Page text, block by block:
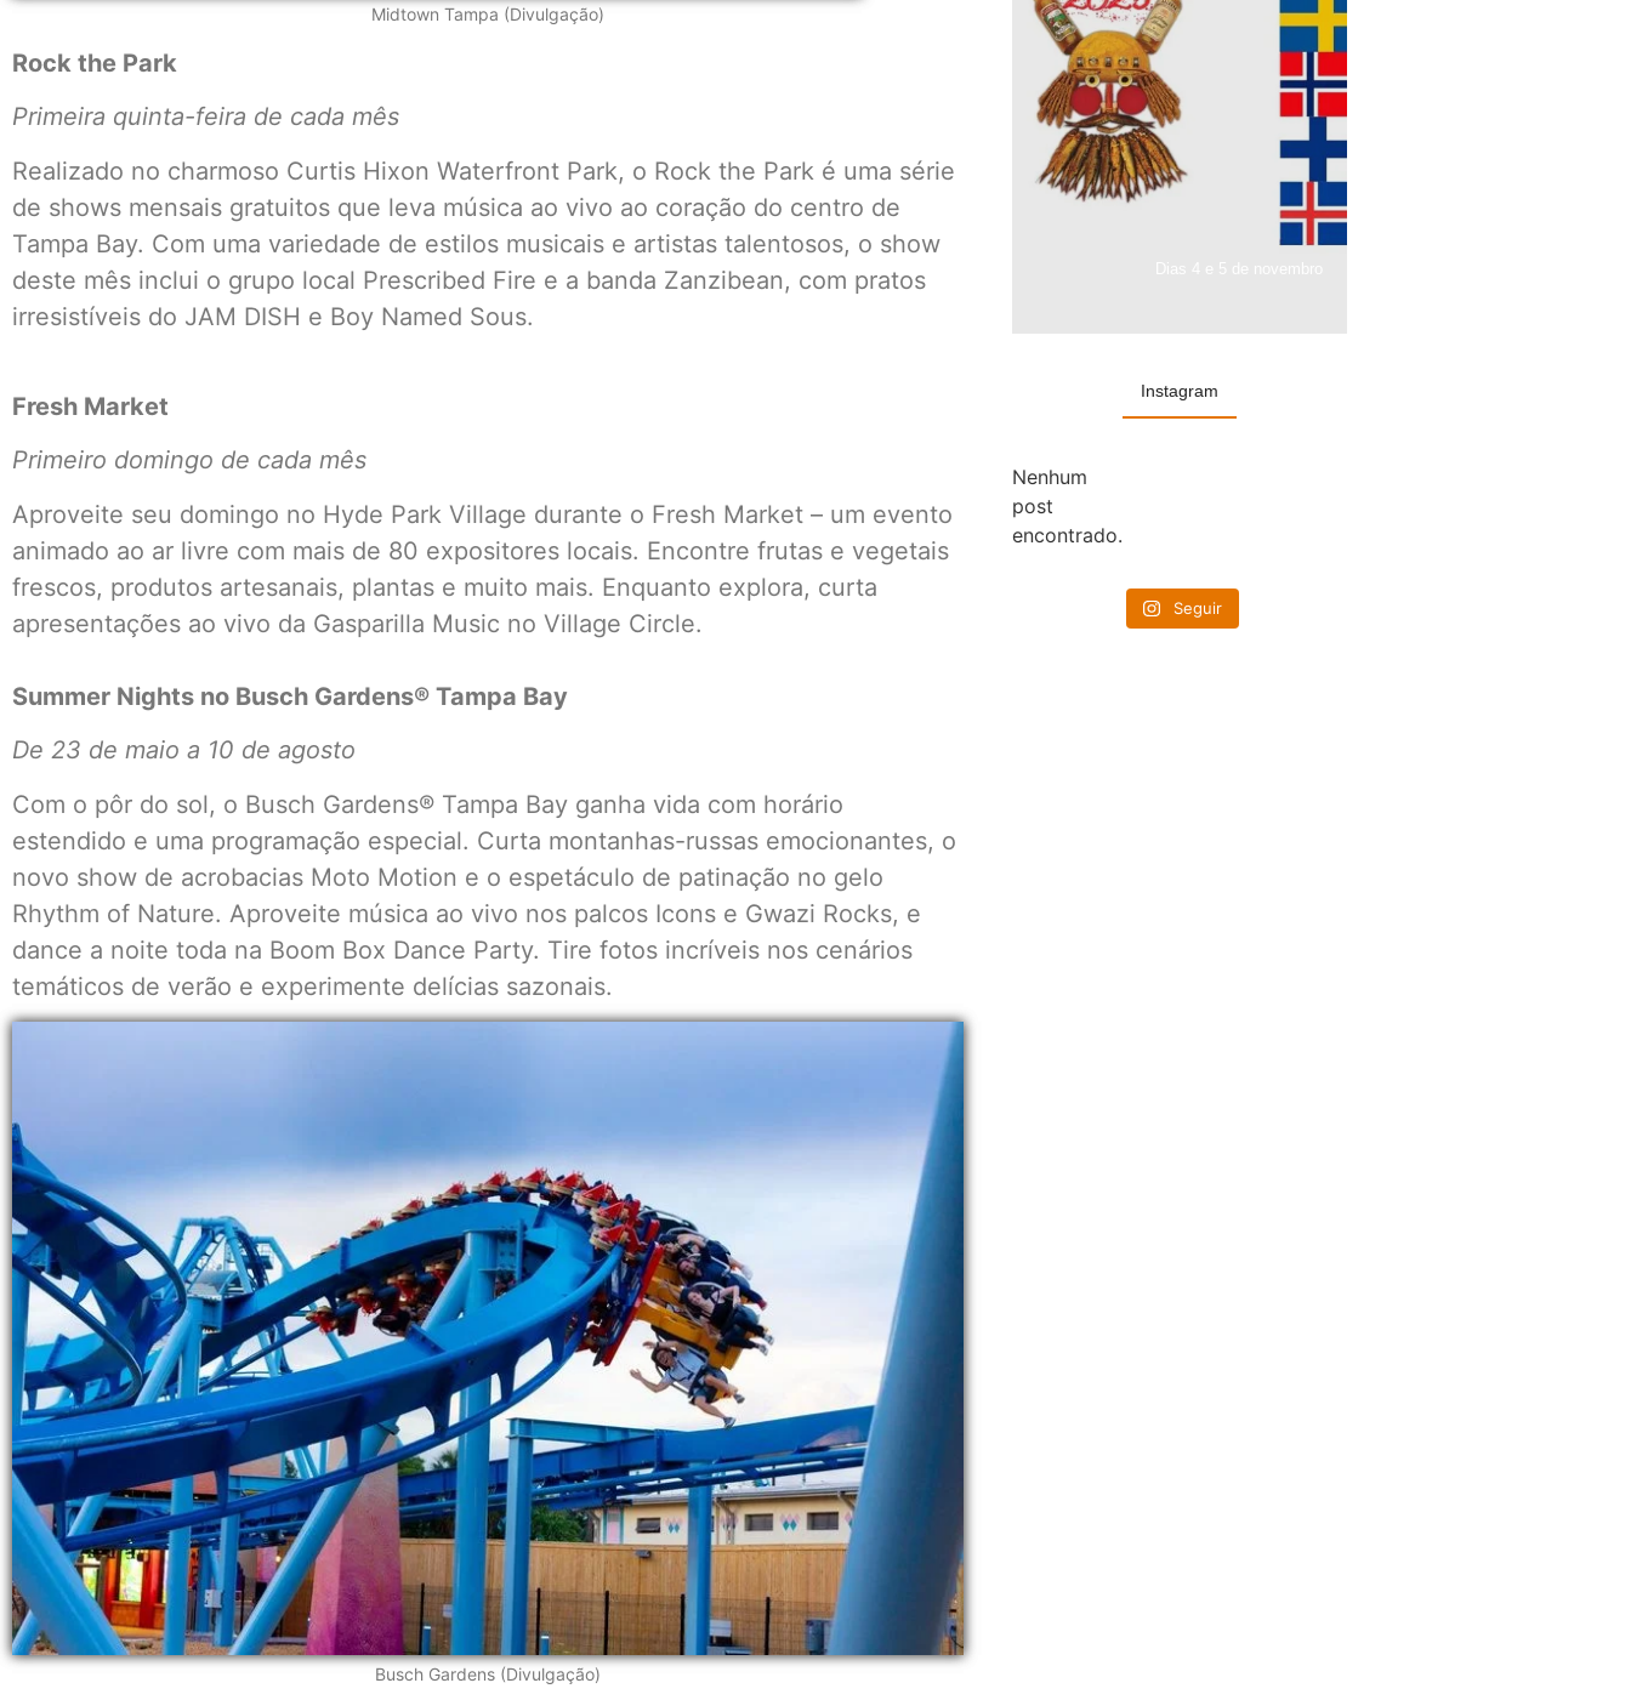
Midtown Tampa (Divulgação)
Rock the Park
Primeira quinta-feira de cada mês
Realizado no charmoso Curtis Hixon Waterfront Park, o Rock the Park é uma série
de shows mensais gratuitos que leva música ao vivo ao coração do centro de
Tampa Bay. Com uma variedade de estilos musicais e artistas talentosos, o show
deste mês inclui o grupo local Prescribed Fire e a banda Zanzibean, com pratos
irresistíveis do JAM DISH e Boy Named Sous.
Fresh Market
Primeiro domingo de cada mês
Aproveite seu domingo no Hyde Park Village durante o Fresh Market – um evento
animado ao ar livre com mais de 80 expositores locais. Encontre frutas e vegetais
frescos, produtos artesanais, plantas e muito mais. Enquanto explora, curta
apresentações ao vivo da Gasparilla Music no Village Circle.
Summer Nights no Busch Gardens® Tampa Bay
De 23 de maio a 10 de agosto
Com o pôr do sol, o Busch Gardens® Tampa Bay ganha vida com horário
estendido e uma programação especial. Curta montanhas-russas emocionantes, o
novo show de acrobacias Moto Motion e o espetáculo de patinação no gelo
Rhythm of Nature. Aproveite música ao vivo nos palcos Icons e Gwazi Rocks, e
dance a noite toda na Boom Box Dance Party. Tire fotos incríveis nos cenários
temáticos de verão e experimente delícias sazonais.
Busch Gardens (Divulgação)
Instagram
Nenhum
post
encontrado.
Seguir